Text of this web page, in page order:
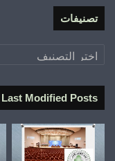
تصنيفات
تصنيفات
Last Modified Posts